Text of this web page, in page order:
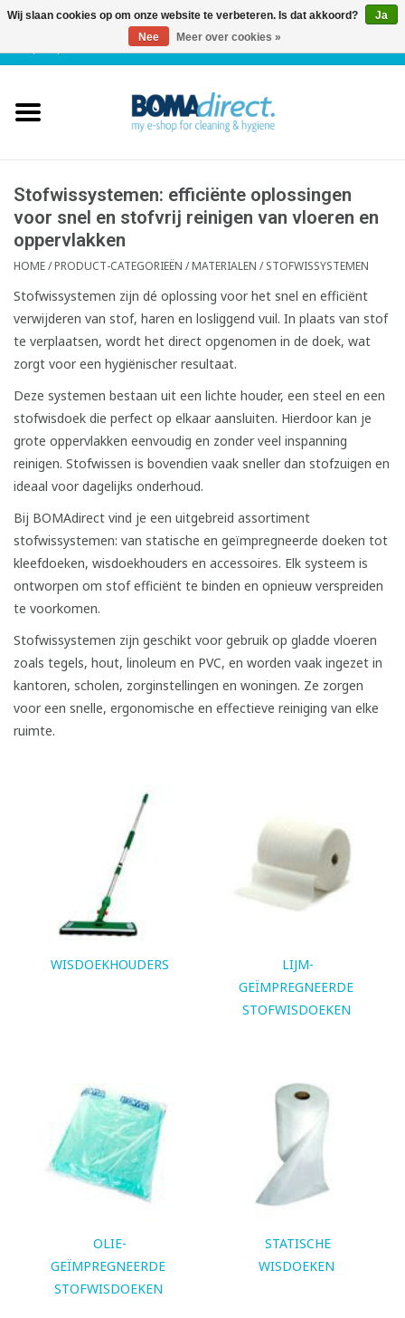
Klantenservice
Blog
Stofwissystemen: efficiënte oplossingen
voor snel en stofvrij reinigen van vloeren en
oppervlakken
HOME/PRODUCT-CATEGORIEËN /MATERIALEN /STOFWISSYSTEMEN
Stofwissystemen zijn dé oplossing voor het snel en efficiënt
verwijderen van stof, haren en losliggend vuil. In plaats van stof
te verplaatsen, wordt het direct opgenomen in de doek, wat
zorgt voor een hygiënischer resultaat.
Deze systemen bestaan uit een lichte houder, een steel en een
stofwisdoek die perfect op elkaar aansluiten. Hierdoor kan je
grote oppervlakken eenvoudig en zonder veel inspanning
reinigen. Stofwissen is bovendien vaak sneller dan stofzuigen en
ideaal voor dagelijks onderhoud.
Bij BOMAdirect vind je een uitgebreid assortiment
stofwissystemen: van statische en geïmpregneerde doeken tot
kleefdoeken, wisdoekhouders en accessoires. Elk systeem is
ontworpen om stof efficiënt te binden en opnieuw verspreiden
te voorkomen.
Stofwissystemen zijn geschikt voor gebruik op gladde vloeren
zoals tegels, hout, linoleum en PVC, en worden vaak ingezet in
kantoren, scholen, zorginstellingen en woningen. Ze zorgen
voor een snelle, ergonomische en effectieve reiniging van elke
ruimte.
WISDOEKHOUDERS
LIJM-
GEÏMPREGNEERDE
STOFWISDOEKEN
OLIE-
GEÏMPREGNEERDE
STOFWISDOEKEN
STATISCHE
WISDOEKEN
Wij slaan cookies op om onze website te verbeteren. Is dat akkoord?
Ja
Nee
Meer over cookies »